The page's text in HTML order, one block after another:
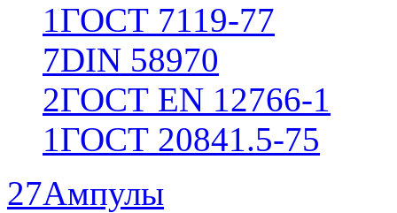
1ГОСТ 7119-77
7DIN 58970
2ГОСТ EN 12766-1
1ГОСТ 20841.5-75
27Ампулы